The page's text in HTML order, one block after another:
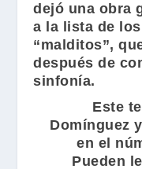
dejó una obra
a la lista de
“malditos”,
después de
sinfonía.
Este
Domínguez
en el
Pueden